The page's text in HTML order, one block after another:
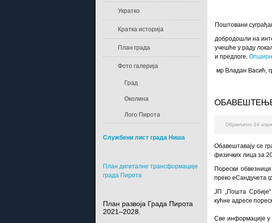
Поштовани
добродошли на
учешће у раду
и предлоге.
мр Владан Васић,
Објављено 24
Обавештавају се
физичких лица за
Порески
преко еСандучета
ЈП „Пошта
кућне адресе
Све информације у
Укратко
Кратка историја
План града
Фото галерија
Град
Околина
Лого Пирота
Службени лист града Ниша
План дигиталне трансформације
града Пирота
План развоја Града Пирота
2021–2028.